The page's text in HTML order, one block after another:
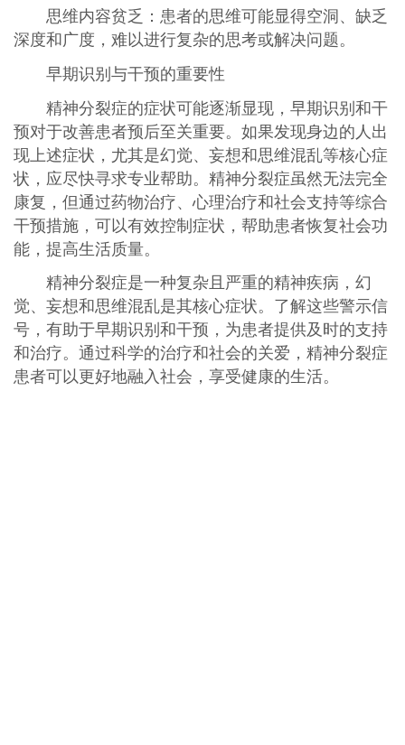
思维内容贫乏‌：患者的思维可能显得空洞、缺乏
深度和广度，难以进行复杂的思考或解决问题。
早期识别与干预的重要性
精神分裂症的症状可能逐渐显现，早期识别和干
预对于改善患者预后至关重要。如果发现身边的人出
现上述症状，尤其是幻觉、妄想和思维混乱等核心症
状，应尽快寻求专业帮助。精神分裂症虽然无法完全
康复，但通过药物治疗、心理治疗和社会支持等综合
干预措施，可以有效控制症状，帮助患者恢复社会功
能，提高生活质量‌。
精神分裂症是一种复杂且严重的精神疾病，幻
觉、妄想和思维混乱是其核心症状。了解这些警示信
号，有助于早期识别和干预，为患者提供及时的支持
和治疗。通过科学的治疗和社会的关爱，精神分裂症
患者可以更好地融入社会，享受健康的生活。